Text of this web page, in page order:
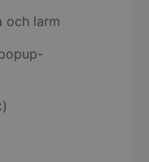
och larm